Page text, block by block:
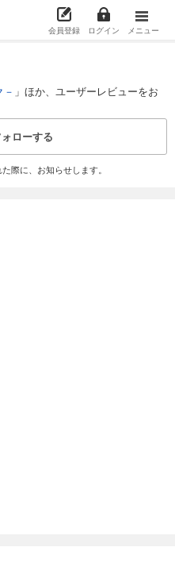
会員登録 ログイン メニュー
」ほか、ユーザーレビューをお
ローする
際に、お知らせします。